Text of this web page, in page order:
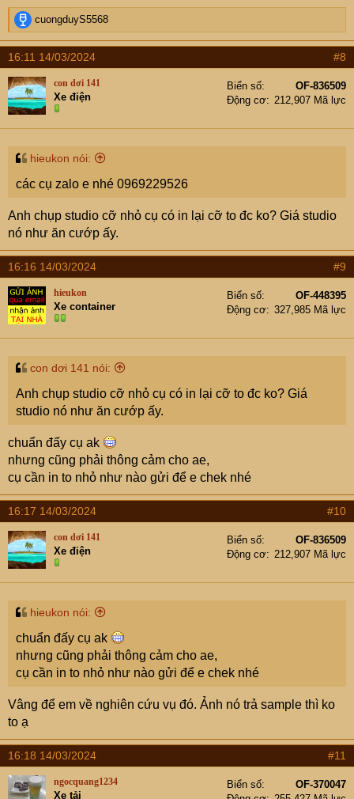
R
e
a
c
t
i
o
n
s
cuongduyS5568
16:11 14/03/2024 #8
con dơi 141
Xe điện
Biển số
OF-836509
Động cơ
212,907 Mã lực
hieukon nói:
các cụ zalo e nhé 0969229526
Anh chụp studio cỡ nhỏ cụ có in lại cỡ to đc ko? Giá studio
nó như ăn cướp ấy.
16:16 14/03/2024 #9
hieukon
Xe container
Biển số
OF-448395
Động cơ
327,985 Mã lực
con dơi 141 nói:
Anh chụp studio cỡ nhỏ cụ có in lại cỡ to đc ko? Giá
studio nó như ăn cướp ấy.
chuẩn đấy cụ ak
nhưng cũng phải thông cảm cho ae,
cụ cần in to nhỏ như nào gửi để e chek nhé
16:17 14/03/2024 #10
con dơi 141
Xe điện
Biển số
OF-836509
Động cơ
212,907 Mã lực
hieukon nói:
chuẩn đấy cụ ak
nhưng cũng phải thông cảm cho ae,
cụ cần in to nhỏ như nào gửi để e chek nhé
Vâng để em về nghiên cứu vụ đó. Ảnh nó trả sample thì ko
to ạ
16:18 14/03/2024 #11
ngocquang1234
Xe tải
Biển số
OF-370047